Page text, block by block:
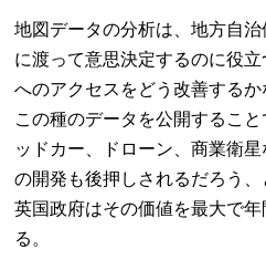
地図データの分析は、地方自
に渡って意思決定するのに役
へのアクセスをどう改善するか
この種のデータを公開するこ
ッドカー、ドローン、商業衛
の開発も後押しされるだろう、
英国政府はその価値を最大で
る。